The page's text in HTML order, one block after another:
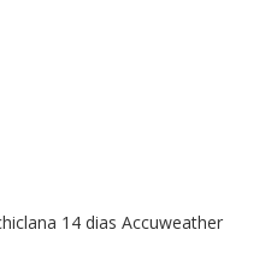
14 dias Accuweather